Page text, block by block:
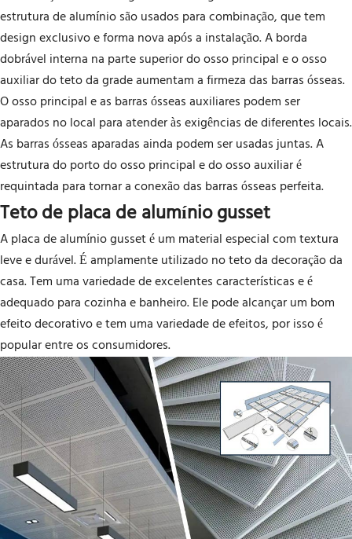
estrutura de alumínio são usados para combinação, que tem
design exclusivo e forma nova após a instalação. A borda
dobrável interna na parte superior do osso principal e o osso
auxiliar do teto da grade aumentam a firmeza das barras ósseas.
O osso principal e as barras ósseas auxiliares podem ser
aparados no local para atender às exigências de diferentes locais.
As barras ósseas aparadas ainda podem ser usadas juntas. A
estrutura do porto do osso principal e do osso auxiliar é
requintada para tornar a conexão das barras ósseas perfeita.
Teto de placa de alumínio gusset
A placa de alumínio gusset é um material especial com textura
leve e durável. É amplamente utilizado no teto da decoração da
casa. Tem uma variedade de excelentes características e é
adequado para cozinha e banheiro. Ele pode alcançar um bom
efeito decorativo e tem uma variedade de efeitos, por isso é
popular entre os consumidores.